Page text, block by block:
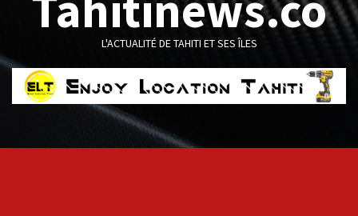
L'ACTUALITÉ DE TAHITI ET SES ÎLES